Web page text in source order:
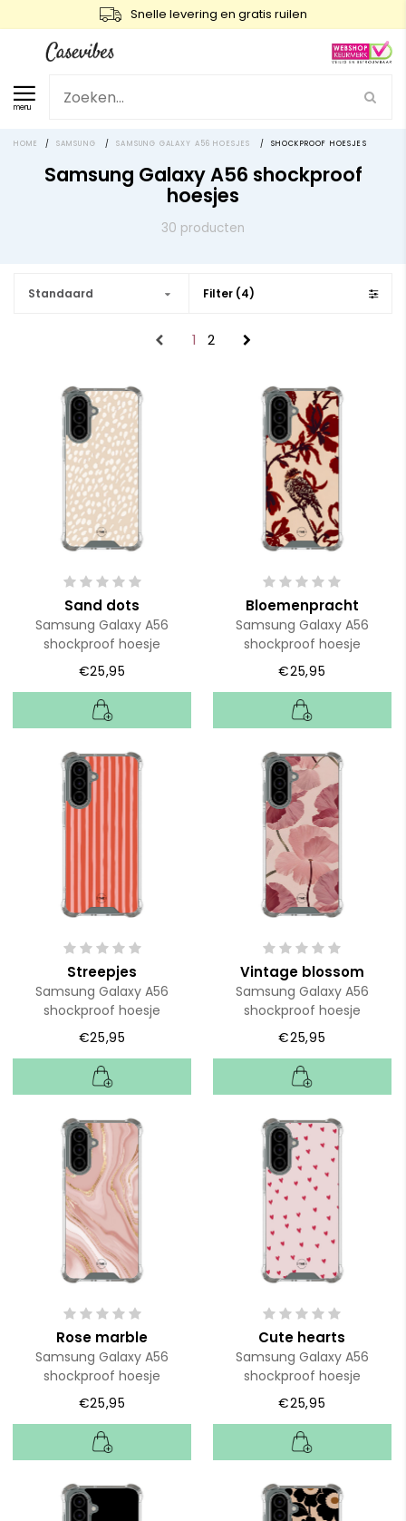
Snelle levering en gratis ruilen
menu
HOME / SAMSUNG / SAMSUNG GALAXY A56 HOESJES / SHOCKPROOF HOESJES
Samsung Galaxy A56 shockproof
hoesjes
30 producten
Standaard Filter (4)
1 2
Sand dots
Samsung Galaxy A56
shockproof hoesje
€25,95
Bloemenpracht
Samsung Galaxy A56
shockproof hoesje
€25,95
Streepjes
Samsung Galaxy A56
shockproof hoesje
€25,95
Vintage blossom
Samsung Galaxy A56
shockproof hoesje
€25,95
Rose marble
Samsung Galaxy A56
shockproof hoesje
€25,95
Cute hearts
Samsung Galaxy A56
shockproof hoesje
€25,95